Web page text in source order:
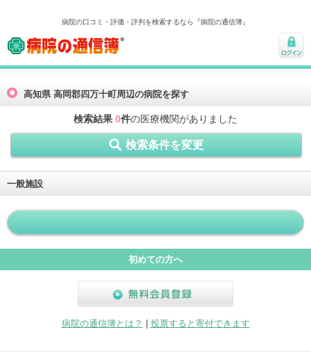
病院の口コミ・評価・評判を検索するなら『病院の通信簿』
病院の通信簿
ログ
高知県 高岡郡四万十町周辺の病院を探す
検索結果 0件の医療機関がありました
検索条件を変更
一般施設
初めての方へ
病院の通信簿とは？
投票すると寄付できます